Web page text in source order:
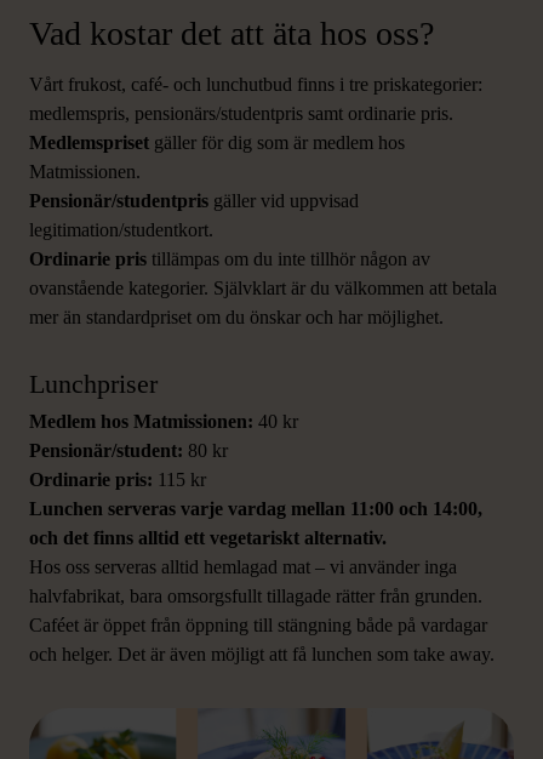
Vad kostar det att äta hos oss?
Vårt frukost, café- och lunchutbud finns i tre priskategorier:
medlemspris, pensionärs/studentpris samt ordinarie pris.
Medlemspriset gäller för dig som är medlem hos
Matmissionen.
Pensionär/studentpris gäller vid uppvisad
legitimation/studentkort.
Ordinarie pris tillämpas om du inte tillhör någon av
ovanstående kategorier. Självklart är du välkommen att betala
mer än standardpriset om du önskar och har möjlighet.
Lunchpriser
Medlem hos Matmissionen: 40 kr
Pensionär/student: 80 kr
Ordinarie pris: 115 kr
Lunchen serveras varje vardag mellan 11:00 och 14:00,
och det finns alltid ett vegetariskt alternativ.
Hos oss serveras alltid hemlagad mat – vi använder inga
halvfabrikat, bara omsorgsfullt tillagade rätter från grunden.
Caféet är öppet från öppning till stängning både på vardagar
och helger. Det är även möjligt att få lunchen som take away.